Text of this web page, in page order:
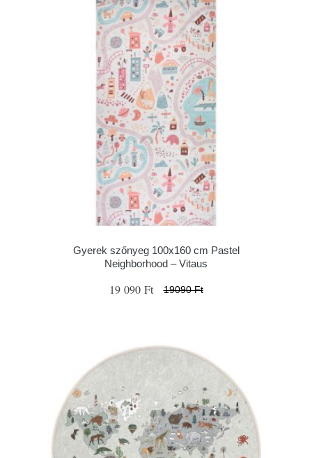
Gyerek szőnyeg 100x160 cm Pastel
Neighborhood – Vitaus
19 090 Ft 19090 Ft